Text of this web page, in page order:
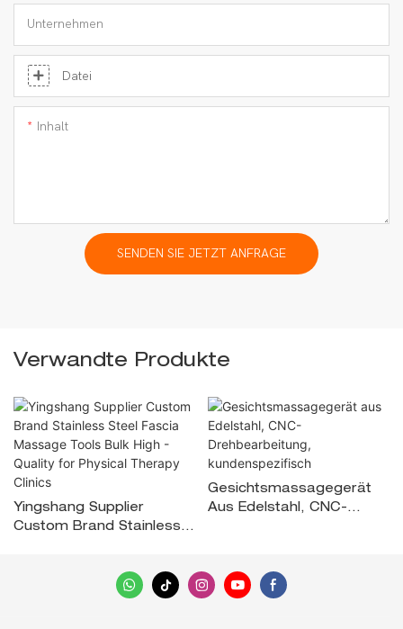
Unternehmen
Datei
Inhalt
SENDEN SIE JETZT ANFRAGE
Verwandte Produkte
Yingshang Supplier
Custom Brand Stainless
For Physical Therapy
Gesichtsmassagegerät
Aus Edelstahl, CNC-